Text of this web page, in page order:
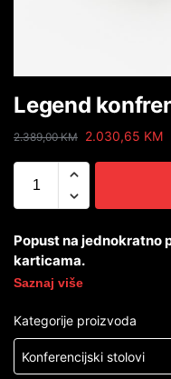
Legend
2.389,00KM 2.030,65 KM
Popust na jednokratno
karticama.
Saznaj više
Kategorije proizvoda
Konferencijski stolovi